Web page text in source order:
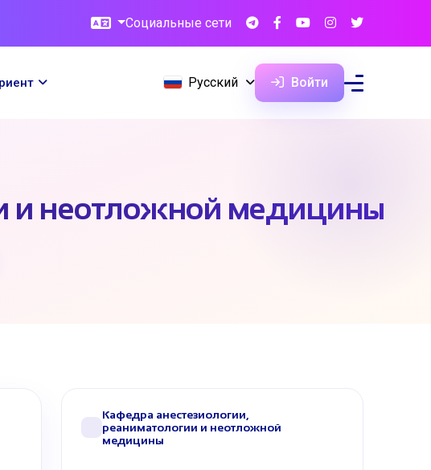
Социальные сети
Русский Войти
и неотложной медицины
Кафедра анестезиологии,
реаниматологии и неотложной
медицины